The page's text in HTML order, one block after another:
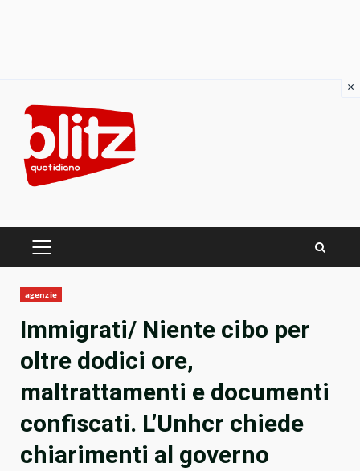
content
PRIMARY
agenzie
Immigrati/ Niente cibo per
oltre dodici ore,
maltrattamenti e documenti
confiscati. L’Unhcr chiede
chiarimenti al governo
×